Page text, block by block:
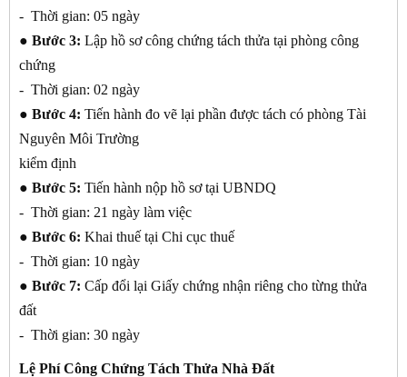
- Thời gian: 05 ngày
● Bước 3: Lập hồ sơ công chứng tách thửa tại phòng công
chứng
- Thời gian: 02 ngày
● Bước 4: Tiến hành đo vẽ lại phần được tách có phòng Tài
Nguyên Môi Trường
kiểm định
● Bước 5: Tiến hành nộp hồ sơ tại UBNDQ
- Thời gian: 21 ngày làm việc
● Bước 6: Khai thuế tại Chi cục thuế
- Thời gian: 10 ngày
● Bước 7: Cấp đổi lại Giấy chứng nhận riêng cho từng thửa
đất
- Thời gian: 30 ngày
Lệ Phí Công Chứng Tách Thửa Nhà Đất